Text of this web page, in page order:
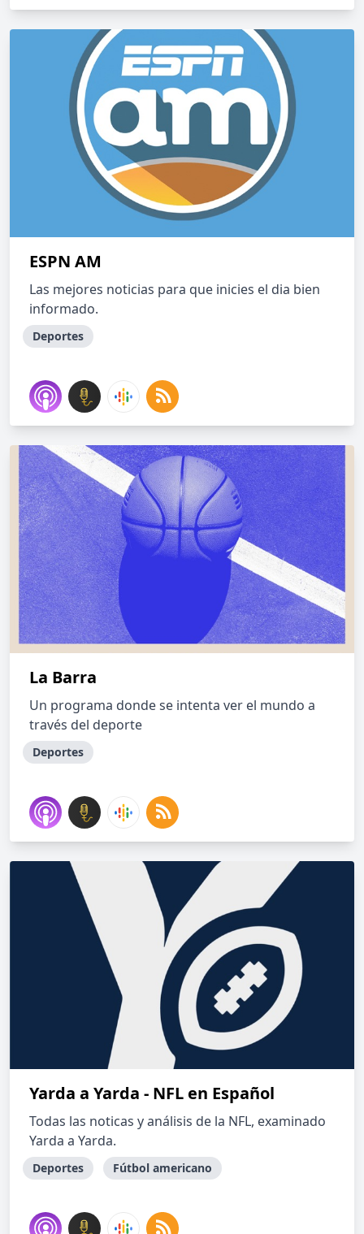
ESPN AM
Las mejores noticias para que inicies el dia bien
informado.
Deportes
La Barra
Un programa donde se intenta ver el mundo a
través del deporte
Deportes
Yarda a Yarda - NFL en Español
Todas las noticas y análisis de la NFL, examinado
Yarda a Yarda.
Deportes Fútbol americano